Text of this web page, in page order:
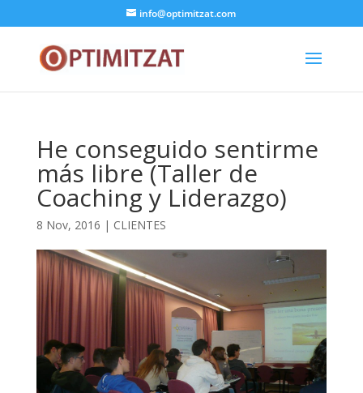
info@optimitzat.com
He conseguido sentirme
más libre (Taller de
Coaching y Liderazgo)
8 Nov, 2016 | CLIENTES